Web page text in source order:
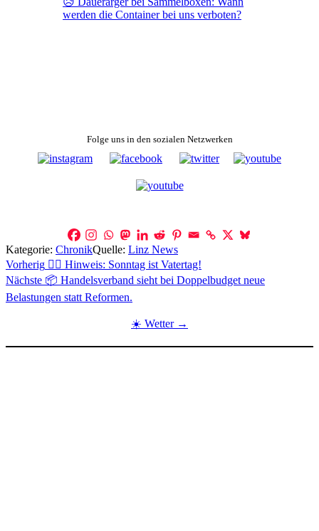
werden die Container bei uns verboten?
Folge uns in den sozialen Netzwerken
Kategorie: ChronikQuelle: Linz News
Beitragsnavigation
Vorherig 🧔‍♂️ Hinweis: Sonntag ist Vatertag!
Nächste 📦 Handelsverband sieht bei Doppelbudget neue
Belastungen statt Reformen.
☀️ Wetter →